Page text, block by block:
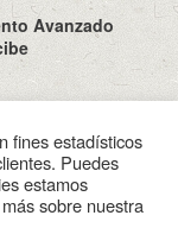
Avanzado
Legal
fines estadísticos
Puedes
estamos
sobre nuestra